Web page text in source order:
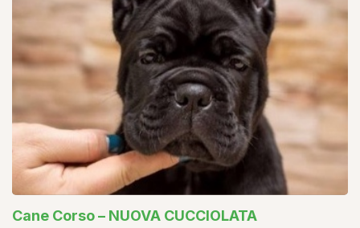
Cane Corso – NUOVA CUCCIOLATA